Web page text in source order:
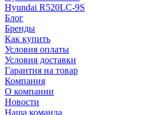
Hyundai R520LC-9S
Блог
Бренды
Как купить
Условия оплаты
Условия доставки
Гарантия на товар
Компания
О компании
Новости
Наша команда